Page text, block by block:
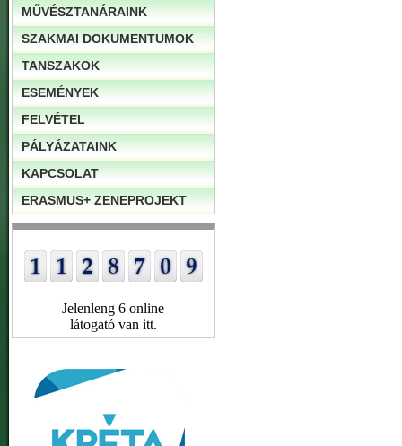
MŰVÉSZTANÁRAINK
SZAKMAI DOKUMENTUMOK
TANSZAKOK
ESEMÉNYEK
FELVÉTEL
PÁLYÁZATAINK
KAPCSOLAT
ERASMUS+ ZENEPROJEKT
Jelenleng 6 online
látogató van itt.